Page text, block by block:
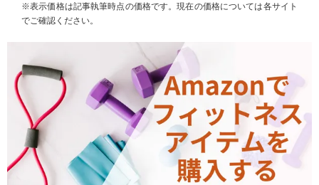
※表示価格は記事執筆時点の価格です。現在の価格については各サイト
でご確認ください。